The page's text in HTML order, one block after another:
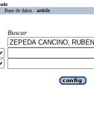
Base de datos : article
Buscar